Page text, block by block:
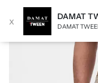
x DAMAT
DAMAT